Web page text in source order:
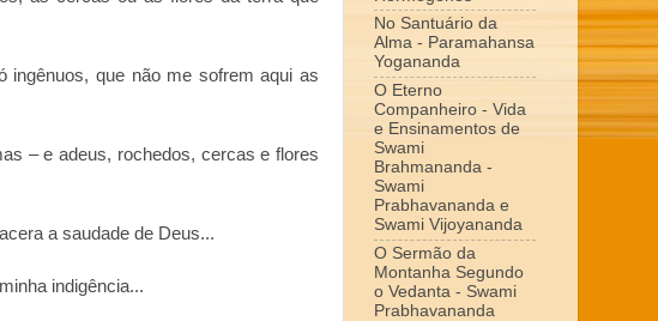
ingênuos, que não me sofrem aqui as
– e adeus, rochedos, cercas e flores
a saudade de Deus...
indigência...
No Santuário da
Alma - Paramahansa
Yogananda
O Eterno
Companheiro - Vida
e Ensinamentos de
Swami
Brahmananda -
Swami
Prabhavananda e
Swami Vijoyananda
O Sermão da
Montanha Segundo
o Vedanta - Swami
Prabhavananda